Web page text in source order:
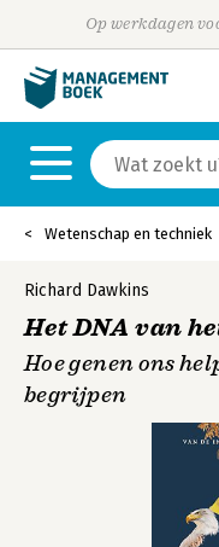
Op werkdagen
Wetenschap en techniek
Richard Dawkins
Het DNA van
Hoe genen ons
begrijpen